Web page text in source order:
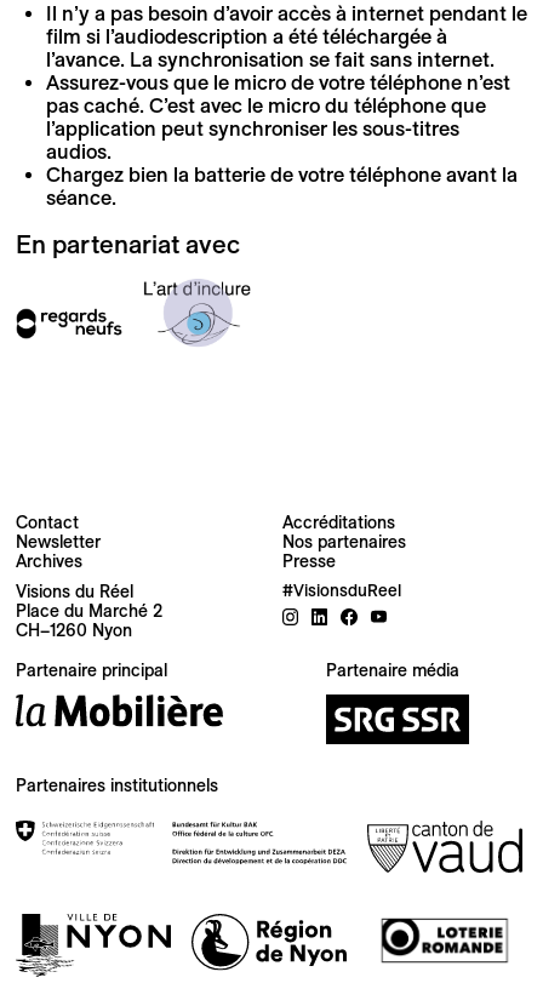
Il n’y a pas besoin d’avoir accès à internet pendant le
film si l’audiodescription a été téléchargée à
l’avance. La synchronisation se fait sans internet.
Assurez-vous que le micro de votre téléphone n’est
pas caché. C’est avec le micro du téléphone que
l’application peut synchroniser les sous-titres
audios.
Chargez bien la batterie de votre téléphone avant la
séance.
En partenariat avec
Contact
Newsletter
Archives
Accréditations
Nos partenaires
Presse
Visions du Réel
Place du Marché 2
CH–1260 Nyon
#VisionsduReel
Partenaire principal Partenaire média
Partenaires institutionnels
Newsletter
Votre adresse e-mail
Newsletter — FR
Nouvelles du Festival destinées au Public
Newsletter — EN
Industry Newsletter — EN
News about the Festival & Professional activities
S'inscrire
Ce site est protégé par reCAPTCHA, la Politique de confidentialité
et lesConditions d'utilisationde Google s'appliquent.